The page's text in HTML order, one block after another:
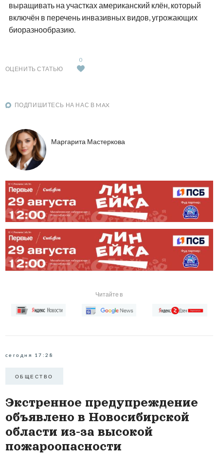
выращивать на участках американский клён, который
включён в перечень инвазивных видов, угрожающих
биоразнообразию.
ОЦЕНИТЬ СТАТЬЮ
0
ПОДПИШИТЕСЬ НА НАС В MAX
Маргарита Мастеркова
Читайте в
сегодня 17:28
ОБЩЕСТВО
Экстренное предупреждение
объявлено в Новосибирской
области из-за высокой
пожароопасности